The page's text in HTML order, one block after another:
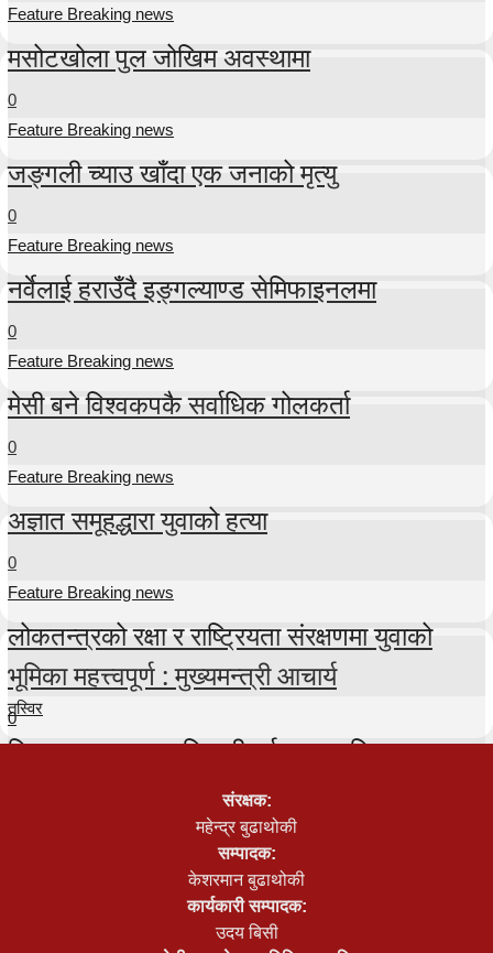
Feature Breaking news
मसोटखोला पुल जोखिम अवस्थामा
0
Feature Breaking news
जङ्गली च्याउ खाँदा एक जनाको मृत्यु
0
Feature Breaking news
नर्वेलाई हराउँदै इङ्गल्याण्ड सेमिफाइनलमा
0
Feature Breaking news
मेसी बने विश्वकपकै सर्वाधिक गोलकर्ता
0
Feature Breaking news
अज्ञात समूहद्धारा युवाको हत्या
0
Feature Breaking news
लोकतन्त्रको रक्षा र राष्ट्रियता संरक्षणमा युवाको
भूमिका महत्त्वपूर्ण : मुख्यमन्त्री आचार्य
0
तस्विर
टिकटकर तुलसा अधिकारी पुर्पक्षका लागि थुनामा
प्रतिनिधिसभा बैठक २५ गते सम्मका लागि स्थगित
संरक्षक:
महेन्द्र बुढाथोकी
सम्पादक:
केशरमान बुढाथोकी
कार्यकारी सम्पादक:
उदय बिसी